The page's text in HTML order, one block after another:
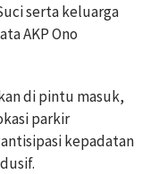
serta keluarga
AKP Ono
di pintu masuk,
parkir
kepadatan